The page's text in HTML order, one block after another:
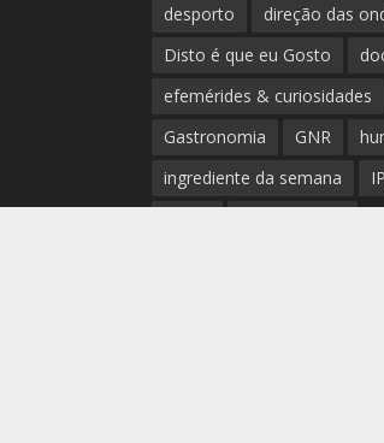
desporto
direção das
Disto é que eu Gosto
efemérides & curiosidades
Gastronomia
GNR
ingrediente da semana